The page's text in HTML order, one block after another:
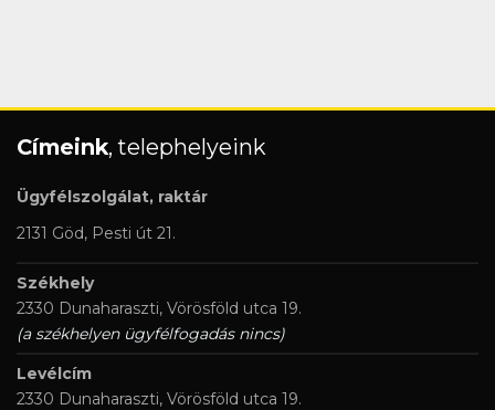
Címeink, telephelyeink
Ügyfélszolgálat, raktár
2131 Göd, Pesti út 21.
Székhely
2330 Dunaharaszti, Vörösföld utca 19.
(a székhelyen ügyfélfogadás nincs)
Levélcím
2330 Dunaharaszti, Vörösföld utca 19.